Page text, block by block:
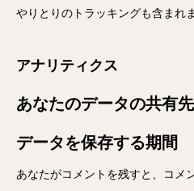
やりとりのトラッキングも含まれま
アナリティクス
あなたのデータの共有先
データを保存する期間
あなたがコメントを残すと、コメ